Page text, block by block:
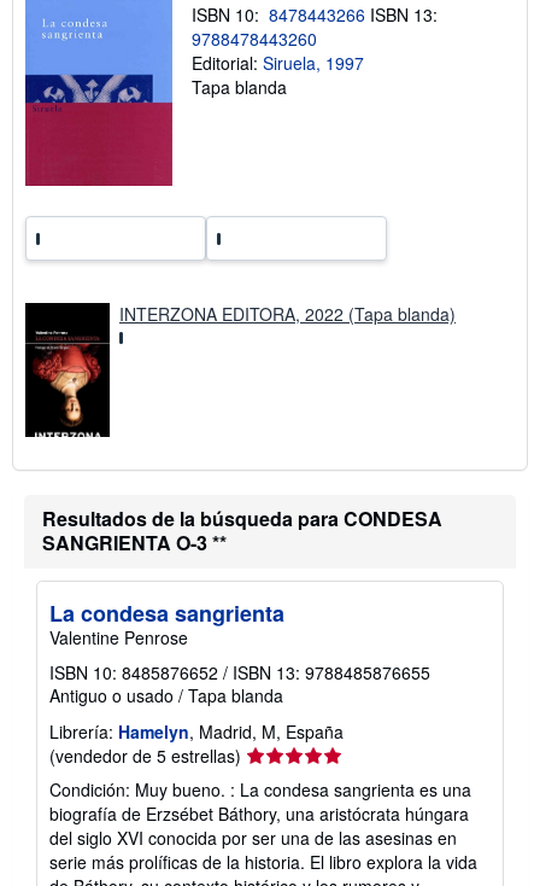
r
a
e
í
ISBN 10: 8478443266 ISBN 13:
9788478443260
Editorial: Siruela, 1997
Tapa blanda
INTERZONA EDITORA, 2022 (Tapa blanda)
Resultados de la búsqueda para CONDESA
SANGRIENTA O-3 **
La condesa sangrienta
Valentine Penrose
ISBN 10: 8485876652 / ISBN 13: 9788485876655
Antiguo o usado / Tapa blanda
Librería: Hamelyn, Madrid, M, España
(vendedor de 5 estrellas) Calificación
vendedor:
5
de
5
Condición: Muy bueno. : La condesa sangrienta es una
biografía de Erzsébet Báthory, una aristócrata húngara
del siglo XVI conocida por ser una de las asesinas en
serie más prolíficas de la historia. El libro explora la vida